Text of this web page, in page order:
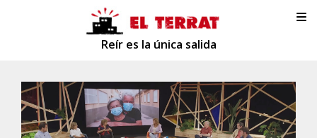
Reír es la única salida